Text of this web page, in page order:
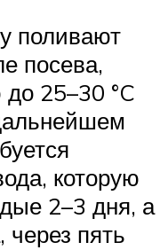
поливают
посева,
до 25–30 °C
которую
2–3 дня, а
через пять